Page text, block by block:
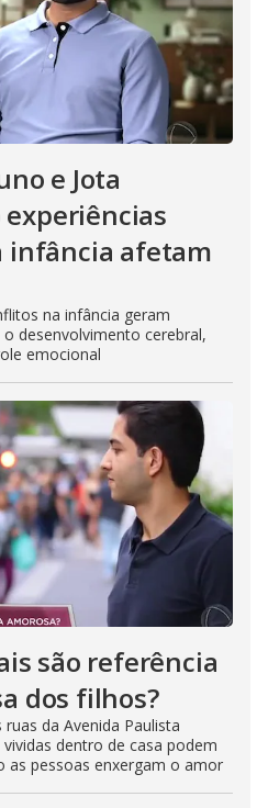
e Jota
infância afetam
na infância geram
desenvolvimento cerebral,
emocional
são referência
dos filhos?
da Avenida Paulista
dentro de casa podem
as pessoas enxergam o amor